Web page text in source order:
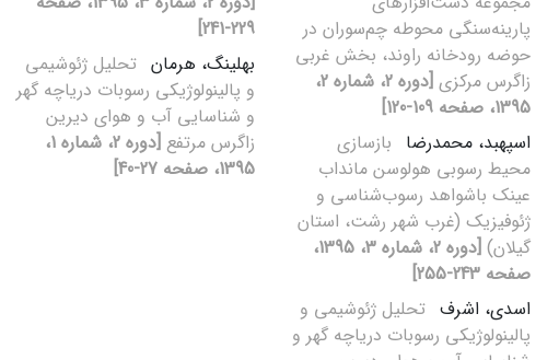
پارینه‌سنگی محوطه چم‌سوران در
حوضه رودخانه راوند، بخش غربی
زاگرس مرکزی
[دوره 2، شماره 2،
1395، صفحه 109-120]
اسپهبد، محمدرضا بازسازی
محیط رسوبی هولوسن مانداب
عینک باشواهد رسوب‌شناسی و
ژئوفیزیک (غرب شهر رشت، استان
گیلان)
[دوره 2، شماره 3، 1395،
صفحه 243-255]
اسدی، اشرف تحلیل ژئوشیمی و
پالینولوژیکی رسوبات دریاچه گهر و
229-241]
بهلینگ، هرمان تحلیل ژئوشیمی
و پالینولوژیکی رسوبات دریاچه گهر
و شناسایی آب و هوای دیرین
زاگرس مرتفع
[دوره 2، شماره 1،
1395، صفحه 27-40]